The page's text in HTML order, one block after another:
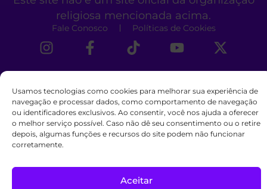
Usamos tecnologias como cookies para melhorar sua experiência de
navegação e processar dados, como comportamento de navegação
ou identificadores exclusivos. Ao consentir, você nos ajuda a oferecer
o melhor serviço possível. Caso não dê seu consentimento ou o retire
depois, algumas funções e recursos do site podem não funcionar
corretamente.
Aceitar
religiosa mencionada acima.
Fale Conosco Políticas de Cookies